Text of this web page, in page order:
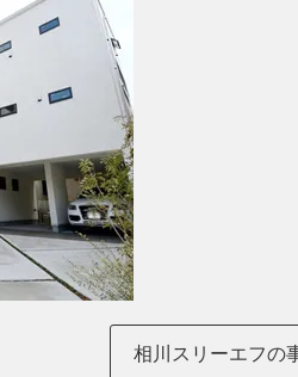
相川スリーエフの